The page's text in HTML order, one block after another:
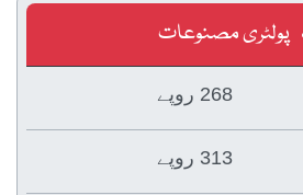
پولٹری مصنوعات
268 روپے
313 روپے